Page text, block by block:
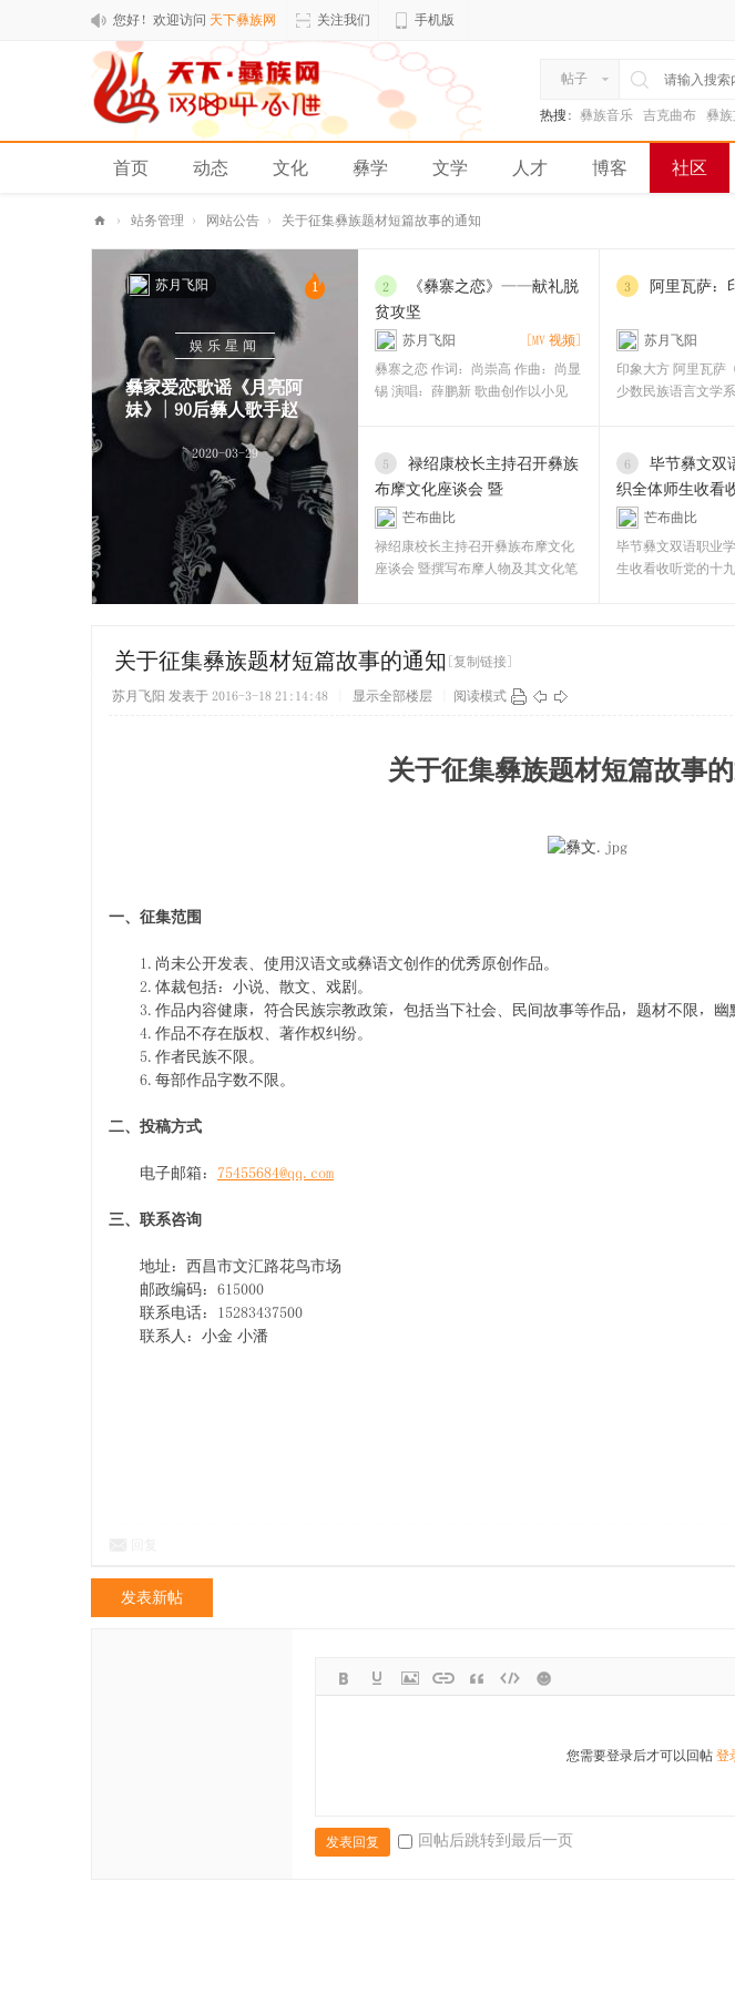
您好！欢迎访问 天下彝族网 关注我们 手机版
帖子
热搜: 彝族音乐 吉克曲布 彝族
首页 动态 文化 彝学 文学 人才 博客 社区
排行榜
天
› 站务管理 › 网站公告 › 关于征集彝族题材短篇故事的通知
苏月飞阳 1
娱乐星闻
彝家爱恋歌谣《月亮阿
妹》| 90后彝人歌手赵
2020-03-29
2
《彝寨之恋》——献礼脱
贫攻坚
苏月飞阳 [MV 视频]
彝寨之恋 作词：尚崇高 作曲：尚显
锡 演唱：薛鹏新 歌曲创作以小见
3 阿里瓦萨：
苏月飞阳
印象大方 阿里瓦萨
少数民族语言文学
5
禄绍康校长主持召开彝族
布摩文化座谈会 暨
芒布曲比
[彝文双语职业学校]
禄绍康校长主持召开彝族布摩文化
座谈会 暨撰写布摩人物及其文化笔
6
毕节彝文双
织全体师生收看
芒布曲比
[彝
毕节彝文双语职业
生收看收听党的十
关于征集彝族题材短篇故事的通知 [复制链接]
苏月飞阳 发表于 2016-3-18 21:14:48 显示全部楼层 阅读模式
关于征集彝族题材短篇故事
一、征集范围
1.尚未公开发表、使用汉语文或彝语文创作的优秀原创作品。
2.体裁包括：小说、散文、戏剧。
3.作品内容健康，符合民族宗教政策，包括当下社会、民间故事等作品，题材不限，幽
4.作品不存在版权、著作权纠纷。
5.作者民族不限。
6.每部作品字数不限。
二、投稿方式
电子邮箱： 75455684@qq.com
三、联系咨询
地址：西昌市文汇路花鸟市场
邮政编码：615000
联系电话：15283437500
联系人：小金 小潘
发表新帖
您需要登录后才可以回帖 登
发表回复 回帖后跳转到最后一页